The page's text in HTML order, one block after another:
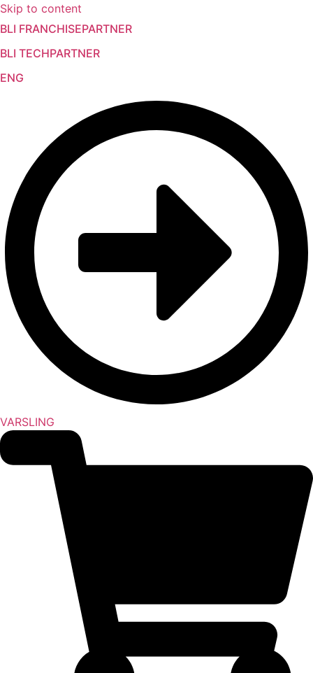
Skip to content
BLI FRANCHISEPARTNER
BLI TECHPARTNER
ENG
VARSLING